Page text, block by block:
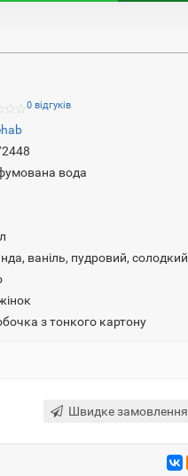
0 відгуків
вода
ваніль, пудровий, солодкий
з тонкого картону
Швидке замовлення